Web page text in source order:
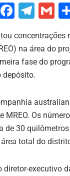
F
c
e
b
o
k
T
e
gr
a
G
m
ai
l
na área do
fase do
depósito.
MREO. Os
de 30
total do
diretor-executivo